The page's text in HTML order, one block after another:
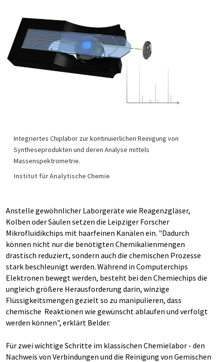
Integriertes Chiplabor zur kontinuierlichen Reinigung von
Syntheseprodukten und deren Analyse mittels
Massenspektrometrie.
Institut für Analytische Chemie
Anstelle gewöhnlicher Laborgeräte wie Reagenzgläser,
Kolben oder Säulen setzen die Leipziger Forscher
Mikrofluidikchips mit haarfeinen Kanälen ein. "Dadurch
können nicht nur die benötigten Chemikalienmengen
drastisch reduziert, sondern auch die chemischen Prozesse
stark beschleunigt werden. Während in Computerchips
Elektronen bewegt werden, besteht bei den Chemiechips die
ungleich größere Herausforderung darin, winzige
Flüssigkeitsmengen gezielt so zu manipulieren, dass
chemische Reaktionen wie gewünscht ablaufen und verfolgt
werden können", erklärt Belder.
Für zwei wichtige Schritte im klassischen Chemielabor - den
Nachweis von Verbindungen und die Reinigung von Gemischen